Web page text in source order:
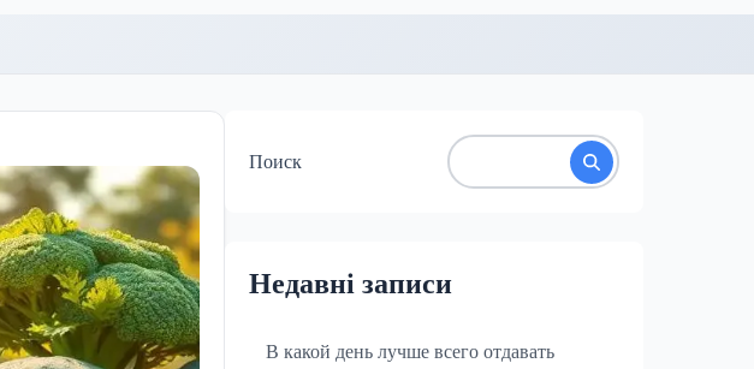
Поиск
Недавні записи
В какой день лучше всего отдавать